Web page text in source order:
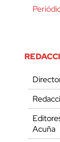
Acuña